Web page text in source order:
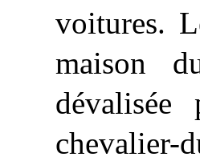
voitures.
maison
chevalier-